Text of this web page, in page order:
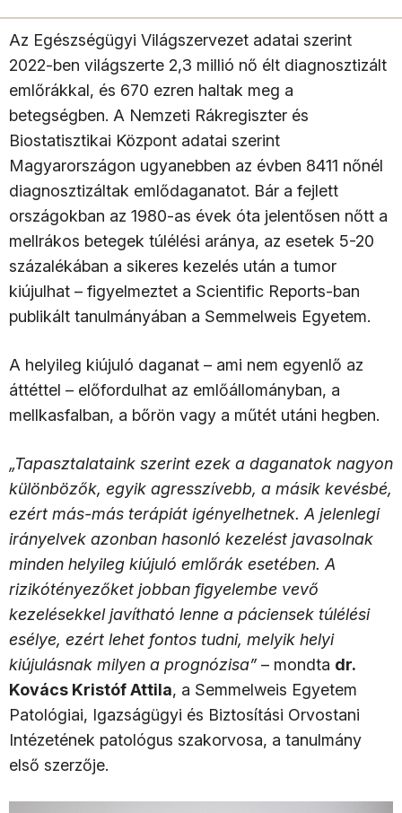
Az Egészségügyi Világszervezet adatai szerint
2022-ben világszerte 2,3 millió nő élt diagnosztizált
emlőrákkal, és 670 ezren haltak meg a
betegségben. A Nemzeti Rákregiszter és
Biostatisztikai Központ adatai szerint
Magyarországon ugyanebben az évben 8411 nőnél
diagnosztizáltak emlődaganatot. Bár a fejlett
országokban az 1980-as évek óta jelentősen nőtt a
mellrákos betegek túlélési aránya, az esetek 5-20
százalékában a sikeres kezelés után a tumor
kiújulhat – figyelmeztet a Scientific Reports-ban
publikált tanulmányában a Semmelweis Egyetem.
A helyileg kiújuló daganat – ami nem egyenlő az
áttéttel – előfordulhat az emlőállományban, a
mellkasfalban, a bőrön vagy a műtét utáni hegben.
„Tapasztalataink szerint ezek a daganatok nagyon
különbözők, egyik agresszívebb, a másik kevésbé,
ezért más-más terápiát igényelhetnek. A jelenlegi
irányelvek azonban hasonló kezelést javasolnak
minden helyileg kiújuló emlőrák esetében. A
rizikótényezőket jobban figyelembe vevő
kezelésekkel javítható lenne a páciensek túlélési
esélye, ezért lehet fontos tudni, melyik helyi
kiújulásnak milyen a prognózisa” – mondta dr.
Kovács Kristóf Attila, a Semmelweis Egyetem
Patológiai, Igazságügyi és Biztosítási Orvostani
Intézetének patológus szakorvosa, a tanulmány
első szerzője.